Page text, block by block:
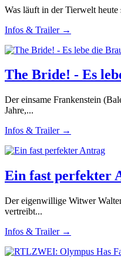
Was läuft in der Tierwelt heute
Infos & Trailer →
The Bride! - Es
Der einsame Frankenstein
Jahre,...
Infos & Trailer →
Ein fast perfekter
Der eigenwillige Witwer
vertreibt...
Infos & Trailer →